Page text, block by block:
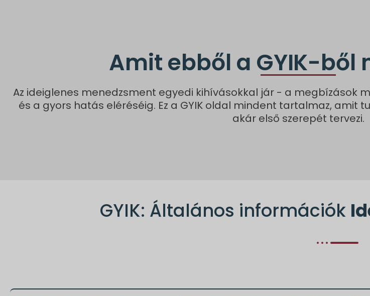
Amit ebből a GYIK-ből
Az ideiglenes menedzsment egyedi kihívásokkal jár - a megbízások
és a gyors hatás eléréséig. Ez a GYIK oldal mindent tartalmaz, amit
akár első szerepét tervezi.
GYIK: Általános információk